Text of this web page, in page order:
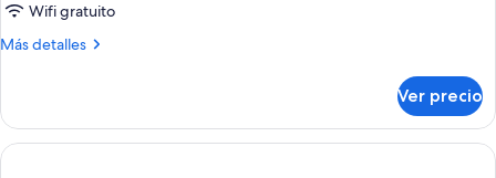
Wifi gratuito
Más detalles
Más
Room
Ver precio